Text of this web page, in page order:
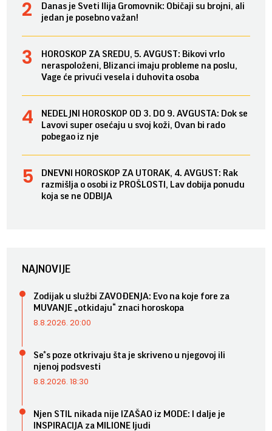
Danas je Sveti Ilija Gromovnik: Običaji su brojni, ali
jedan je posebno važan!
HOROSKOP ZA SREDU, 5. AVGUST: Bikovi vrlo
neraspoloženi, Blizanci imaju probleme na poslu,
Vage će privući vesela i duhovita osoba
NEDELJNI HOROSKOP OD 3. DO 9. AVGUSTA: Dok se
Lavovi super osećaju u svoj koži, Ovan bi rado
pobegao iz nje
DNEVNI HOROSKOP ZA UTORAK, 4. AVGUST: Rak
razmišlja o osobi iz PROŠLOSTI, Lav dobija ponudu
koja se ne ODBIJA
NAJNOVIJE
Zodijak u službi ZAVOĐENJA: Evo na koje fore za
MUVANJE „otkidaju“ znaci horoskopa
8.8.2026. 20:00
Se*s poze otkrivaju šta je skriveno u njegovoj ili
njenoj podsvesti
8.8.2026. 18:30
Njen STIL nikada nije IZAŠAO iz MODE: I dalje je
INSPIRACIJA za MILIONE ljudi